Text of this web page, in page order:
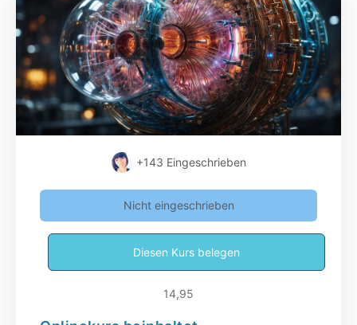
+143 Eingeschrieben
Nicht eingeschrieben
Diesen Kurs belegen
14,95